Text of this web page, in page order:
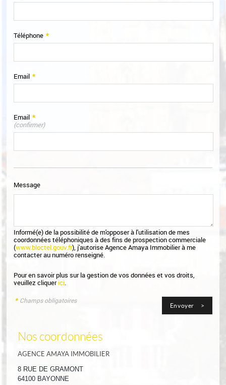
Téléphone *
Email *
Email *
(confirmer)
Message
Informé(e) de la possibilité de m'opposer à l'utilisation de mes
coordonnées téléphoniques à des fins de prospection commerciale
(www.bloctel.gouv.fr), j'autorise Agence Amaya Immobilier à me
contacter au numéro renseigné.
Pour en savoir plus sur la gestion de vos données et vos droits,
veuillez cliquerici.
* Champs obligatoires
Nos coordonnées
AGENCE AMAYA IMMOBILIER
8 RUE DE GRAMONT
64100 BAYONNE